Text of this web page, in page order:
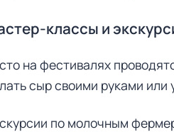
классы и
на фестивалях
сыр своими руками или
по молочным